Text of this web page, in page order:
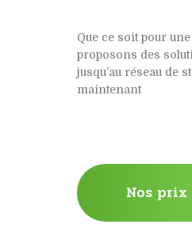
Que ce soit pour
proposons des
jusqu’au réseau de
maintenant
Nos prix